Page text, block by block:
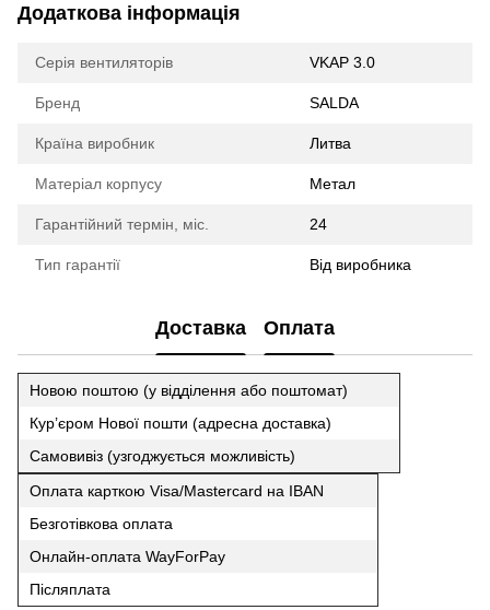
Додаткова інформація
Серія вентиляторів VKAP 3.0
Бренд SALDA
Країна виробник Литва
Матеріал корпусу Метал
Гарантійний термін, міс. 24
Тип гарантії Від виробника
Доставка Оплата
Новою поштою (у відділення або поштомат)
Кур’єром Нової пошти (адресна доставка)
Самовивіз (узгоджується можливість)
Оплата карткою Visa/Mastercard на IBAN
Безготівкова оплата
Онлайн-оплата WayForPay
Післяплата